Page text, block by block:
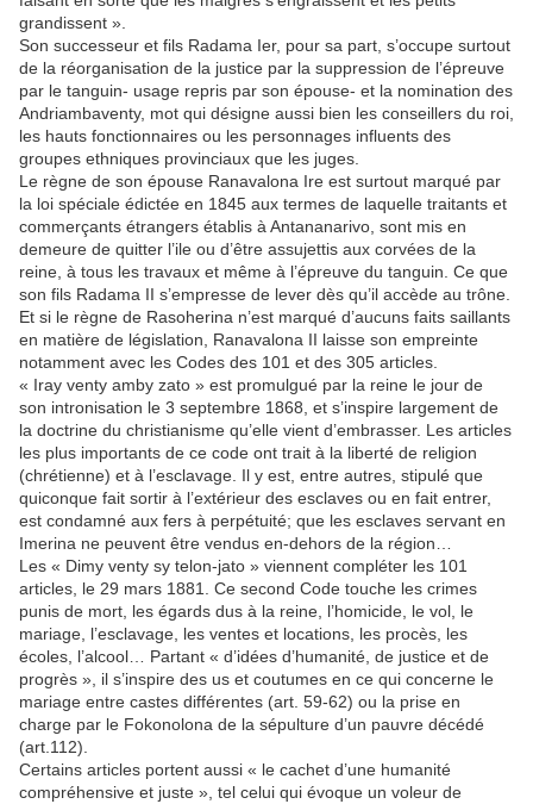
grandissent ».
Son successeur et fils Radama Ier, pour sa part, s’occupe surtout
de la réorganisation de la justice par la suppression de l’épreuve
par le tanguin- usage repris par son épouse- et la nomination des
Andriambaventy, mot qui désigne aussi bien les conseillers du roi,
les hauts fonctionnaires ou les personnages influents des
groupes ethniques provinciaux que les juges.
Le règne de son épouse Ranavalona Ire est surtout marqué par
la loi spéciale édictée en 1845 aux termes de laquelle traitants et
commerçants étrangers établis à Antananarivo, sont mis en
demeure de quitter l’ile ou d’être assujettis aux corvées de la
reine, à tous les travaux et même à l’épreuve du tanguin. Ce que
son fils Radama II s’empresse de lever dès qu’il accède au trône.
Et si le règne de Rasoherina n’est marqué d’aucuns faits saillants
en matière de législation, Ranavalona II laisse son empreinte
notamment avec les Codes des 101 et des 305 articles.
« Iray venty amby zato » est promulgué par la reine le jour de
son intronisation le 3 septembre 1868, et s’inspire largement de
la doctrine du christianisme qu’elle vient d’embrasser. Les articles
les plus importants de ce code ont trait à la liberté de religion
(chrétienne) et à l’esclavage. Il y est, entre autres, stipulé que
quiconque fait sortir à l’extérieur des esclaves ou en fait entrer,
est condamné aux fers à perpétuité; que les esclaves servant en
Imerina ne peuvent être vendus en-dehors de la région…
Les « Dimy venty sy telon-jato » viennent compléter les 101
articles, le 29 mars 1881. Ce second Code touche les crimes
punis de mort, les égards dus à la reine, l’homicide, le vol, le
mariage, l’esclavage, les ventes et locations, les procès, les
écoles, l’alcool… Partant « d’idées d’humanité, de justice et de
progrès », il s’inspire des us et coutumes en ce qui concerne le
mariage entre castes différentes (art. 59-62) ou la prise en
charge par le Fokonolona de la sépulture d’un pauvre décédé
(art.112).
Certains articles portent aussi « le cachet d’une humanité
compréhensive et juste », tel celui qui évoque un voleur de